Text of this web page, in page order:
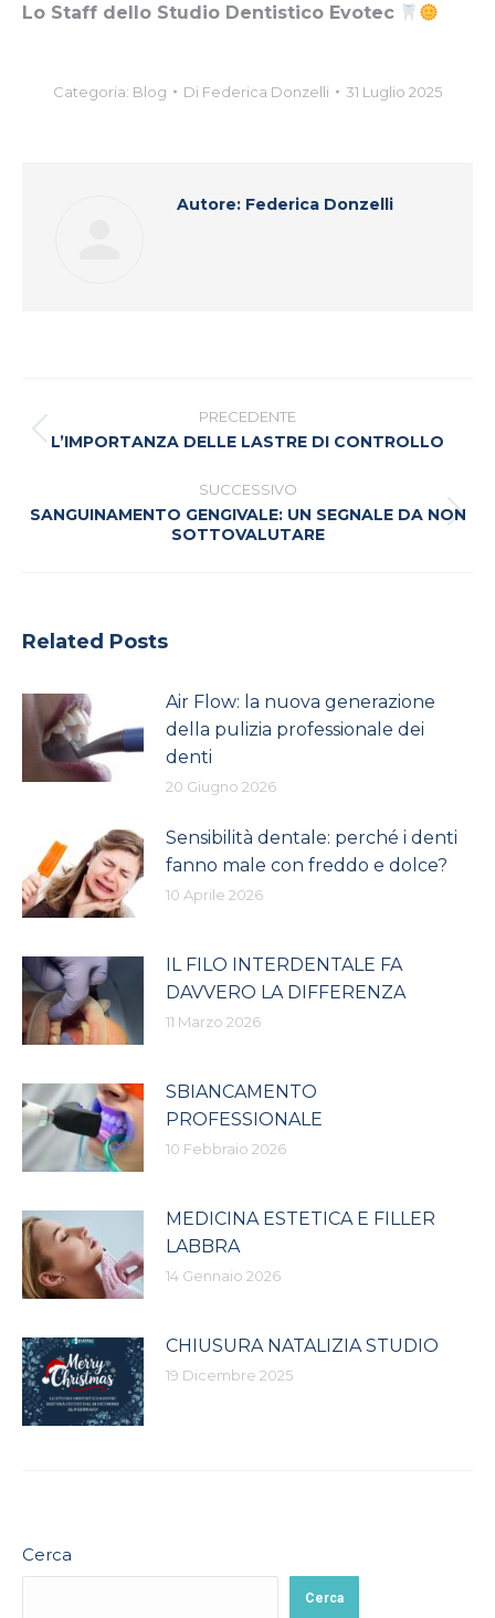
Lo Staff dello Studio Dentistico Evotec
Categoria: Blog Di Federica Donzelli 31 Luglio 2025
Autore: Federica Donzelli
tra
PRECEDENTE
Post
L’IMPORTANZA DELLE LASTRE DI CONTROLLO
SUCCESSIVO
Prossimo
SANGUINAMENTO GENGIVALE: UN SEGNALE DA NON
SOTTOVALUTARE
Related Posts
Air Flow: la nuova generazione
della pulizia professionale dei
denti
20 Giugno 2026
Sensibilità dentale: perché i denti
fanno male con freddo e dolce?
10 Aprile 2026
IL FILO INTERDENTALE FA
DAVVERO LA DIFFERENZA
11 Marzo 2026
SBIANCAMENTO
PROFESSIONALE
10 Febbraio 2026
MEDICINA ESTETICA E FILLER
LABBRA
14 Gennaio 2026
CHIUSURA NATALIZIA STUDIO
19 Dicembre 2025
Cerca
Cerca